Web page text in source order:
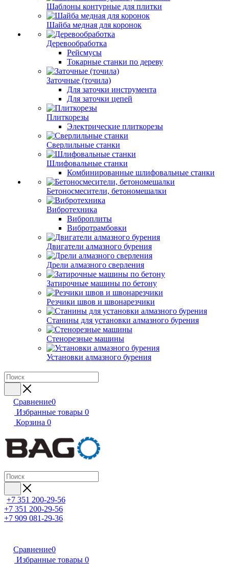
Шаблоны контурные для плитки
Шайба медная для коронок
Деревообработка
Рейсмусы
Токарные станки по дереву
Заточные (точила)
Для заточки инструмента
Для заточки цепей
Плиткорезы
Электрические плиткорезы
Сверлильные станки
Шлифовальные станки
Комбинированные шлифовальные станки
Бетоносмесители, бетономешалки
Вибротехника
Виброплиты
Вибротрамбовки
Двигатели алмазного бурения
Дрели алмазного сверления
Затирочные машины по бетону
Резчики швов и швонарезчики
Станины для установки алмазного бурения
Стенорезные машины
Установки алмазного бурения
Сравнение0
Избранные товары 0
Корзина 0
+7 351 200-29-56
+7 351 200-29-56
+7 909 081-29-36
Сравнение0
Избранные товары 0